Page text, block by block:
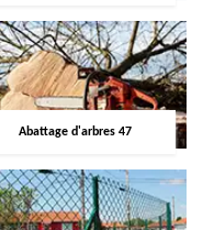
Abattage d'arbres 47